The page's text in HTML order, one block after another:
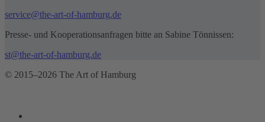
service@the-art-of-hamburg.de
Presse- und Kooperationsanfragen bitte an Sabine Tönnissen:
st@the-art-of-hamburg.de
© 2015–2026 The Art of Hamburg